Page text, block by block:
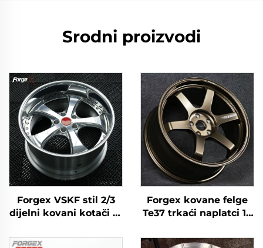
Srodni proizvodi
Forgex VSKF stil 2/3
dijelni kovani kotači 18
polirani 5x114.3 za
Forgex kovane felge
Te37 trkaći naplatci 17
aluminijske